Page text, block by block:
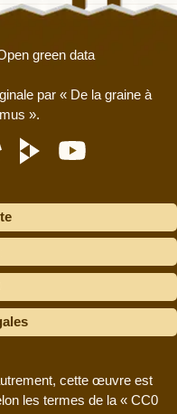
green data
par « De la graine à
».
cette œuvre est
les termes de la « CC0